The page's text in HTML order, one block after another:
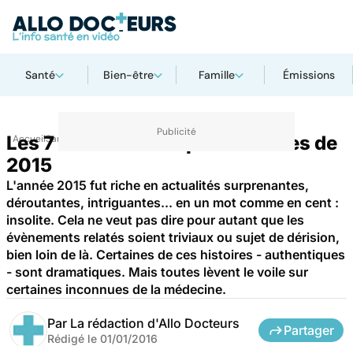
Santé Bien-être Famille Émissions
AccueilSanté
Les 7 actualités les plus insolites de
2015
L'année 2015 fut riche en actualités surprenantes,
déroutantes, intriguantes... en un mot comme en cent :
insolite. Cela ne veut pas dire pour autant que les
évènements relatés soient triviaux ou sujet de dérision,
bien loin de là. Certaines de ces histoires - authentiques
- sont dramatiques. Mais toutes lèvent le voile sur
certaines inconnues de la médecine.
Par La rédaction d'Allo Docteurs
Rédigé le 01/01/2016
Partager